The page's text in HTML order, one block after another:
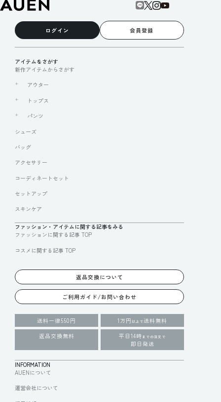
ログイン 会員登録
アイテムをさがす
新作アイテムからさがす
アウター
トップス
パンツ
シューズ
バッグ
アクセサリー
コーディネートセット
セットアップ
スキンケア
ファッション・アイテムに関する記事をみる
ファッションに関する記事 TOP
コスメに関する記事 TOP
返品交換について
ご利用ガイド/お問い合わせ
送料一律550円 1万円 以上で送料無料
返品交換無料
平日14時 までの注文で
即日発送
INFORMATION
AUENについて
運営会社について